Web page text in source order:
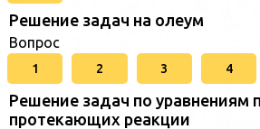
Решение задач на олеум
Вопрос
1 2 3 4
Решение задач по уравнениям
протекающих реакции